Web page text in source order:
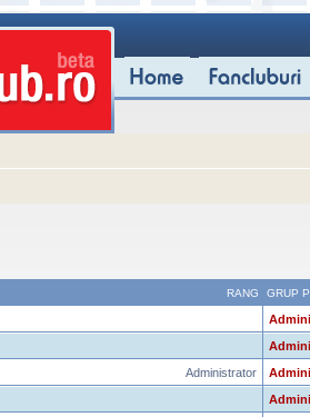
RANG GRUP
Administrator